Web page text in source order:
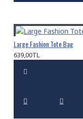
Large Fashion Tote Bag
639,00TL